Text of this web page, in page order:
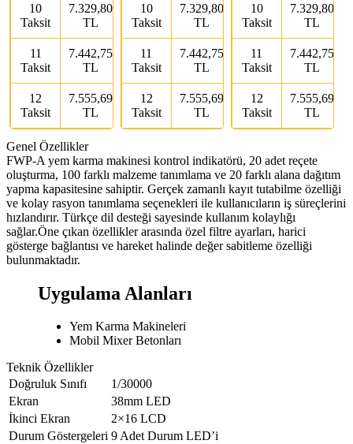
10
Taksit
7.329,80
TL
11
Taksit
7.442,75
TL
12
Taksit
7.555,69
TL
10
Taksit
7.329,80
TL
11
Taksit
7.442,75
TL
12
Taksit
7.555,69
TL
10
Taksit
7.329,80
TL
11
Taksit
7.442,75
TL
12
Taksit
7.555,69
TL
Genel Özellikler
FWP-A yem karma makinesi kontrol indikatörü, 20 adet reçete
oluşturma, 100 farklı malzeme tanımlama ve 20 farklı alana dağıtım
yapma kapasitesine sahiptir. Gerçek zamanlı kayıt tutabilme özelliği
ve kolay rasyon tanımlama seçenekleri ile kullanıcıların iş süreçlerini
hızlandırır. Türkçe dil desteği sayesinde kullanım kolaylığı
sağlar.Öne çıkan özellikler arasında özel filtre ayarları, harici
gösterge bağlantısı ve hareket halinde değer sabitleme özelliği
bulunmaktadır.
Uygulama Alanları
Yem Karma Makineleri
Mobil Mixer Betonları
Teknik Özellikler
Doğruluk Sınıfı
1/30000
Ekran
38mm LED
İkinci Ekran
2×16 LCD
Durum Göstergeleri 9 Adet Durum LED’i